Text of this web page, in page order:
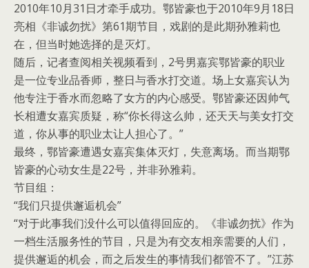
2010年10月31日才牵手成功。鄂皆豪也于2010年9月18日
亮相《非诚勿扰》第61期节目，戏剧的是此期孙雅莉也
在，但当时她选择的是灭灯。
随后，记者查阅相关视频看到，2号男嘉宾鄂皆豪的职业
是一位专业品香师，整日与香水打交道。场上女嘉宾认为
他专注于香水而忽略了女方的内心感受。鄂皆豪还因帅气
长相遭女嘉宾质疑，称“你长得这么帅，还天天与美女打交
道，你从事的职业太让人担心了。”
最终，鄂皆豪遭遇女嘉宾集体灭灯，失意离场。而当期鄂
皆豪的心动女生是22号，并非孙雅莉。
节目组：
“我们只提供邂逅机会”
“对于此事我们没什么可以值得回应的。《非诚勿扰》作为
一档生活服务性的节目，只是为有交友相亲需要的人们，
提供邂逅的机会，而之后发生的事情我们都管不了。”江苏